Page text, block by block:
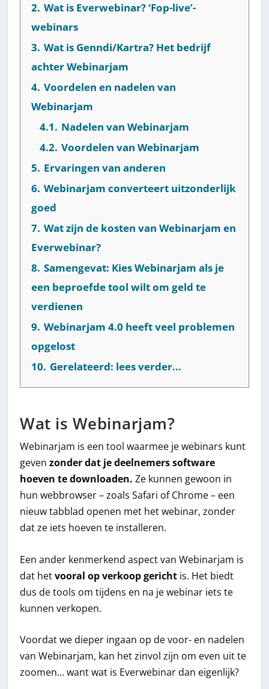
2. Wat is Everwebinar? ‘Fop-live’-
webinars
3. Wat is Genndi/Kartra? Het bedrijf
achter Webinarjam
4. Voordelen en nadelen van
Webinarjam
4.1. Nadelen van Webinarjam
4.2. Voordelen van Webinarjam
5. Ervaringen van anderen
6. Webinarjam converteert uitzonderlijk
goed
7. Wat zijn de kosten van Webinarjam en
Everwebinar?
8. Samengevat: Kies Webinarjam als je
een beproefde tool wilt om geld te
verdienen
9. Webinarjam 4.0 heeft veel problemen
opgelost
10. Gerelateerd: lees verder...
Wat is Webinarjam?
Webinarjam is een tool waarmee je webinars kunt
gevenzonder dat je deelnemers software
hoeven te downloaden.Ze kunnen gewoon in
hun webbrowser – zoals Safari of Chrome – een
nieuw tabblad openen met het webinar, zonder
dat ze iets hoeven te installeren.
Een ander kenmerkend aspect van Webinarjam is
dat hetvooral op verkoop gericht is. Het biedt
dus de tools om tijdens en na je webinar iets te
kunnen verkopen.
Voordat we dieper ingaan op de voor- en nadelen
van Webinarjam, kan het zinvol zijn om even uit te
zoomen… want wat is Everwebinar dan eigenlijk?